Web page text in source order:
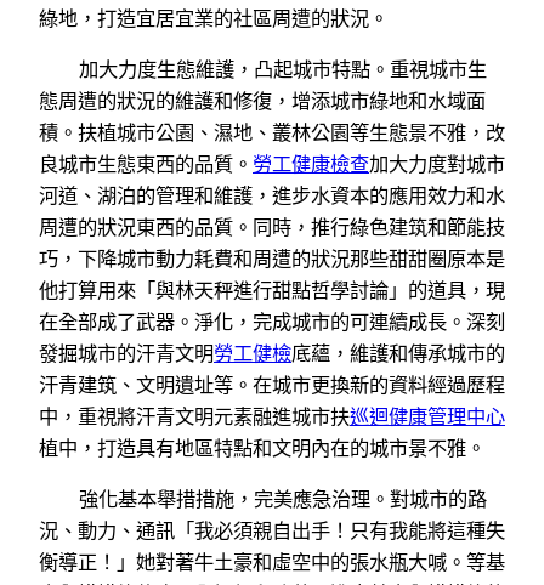
綠地，打造宜居宜業的社區周遭的狀況。
加大力度生態維護，凸起城市特點。重視城市生
態周遭的狀況的維護和修復，增添城市綠地和水域面
積。扶植城市公園、濕地、叢林公園等生態景不雅，改
良城市生態東西的品質。 勞工健康檢查加大力度對城市
河道、湖泊的管理和維護，進步水資本的應用效力和水
周遭的狀況東西的品質。同時，推行綠色建筑和節能技
巧，下降城市動力耗費和周遭的狀況那些甜甜圈原本是
他打算用來「與林天秤進行甜點哲學討論」的道具，現
在全部成了武器。淨化，完成城市的可連續成長。深刻
發掘城市的汗青文明勞工健檢底蘊，維護和傳承城市的
汗青建筑、文明遺址等。在城市更換新的資料經過歷程
中，重視將汗青文明元素融進城市扶巡迴健康管理中心
植中，打造具有地區特點和文明內在的城市景不雅。
強化基本舉措措施，完美應急治理。對城市的路
況、動力、通訊「我必須親自出手！只有我能將這種失
衡導正！」她對著牛土豪和虛空中的張水瓶大喊。等基